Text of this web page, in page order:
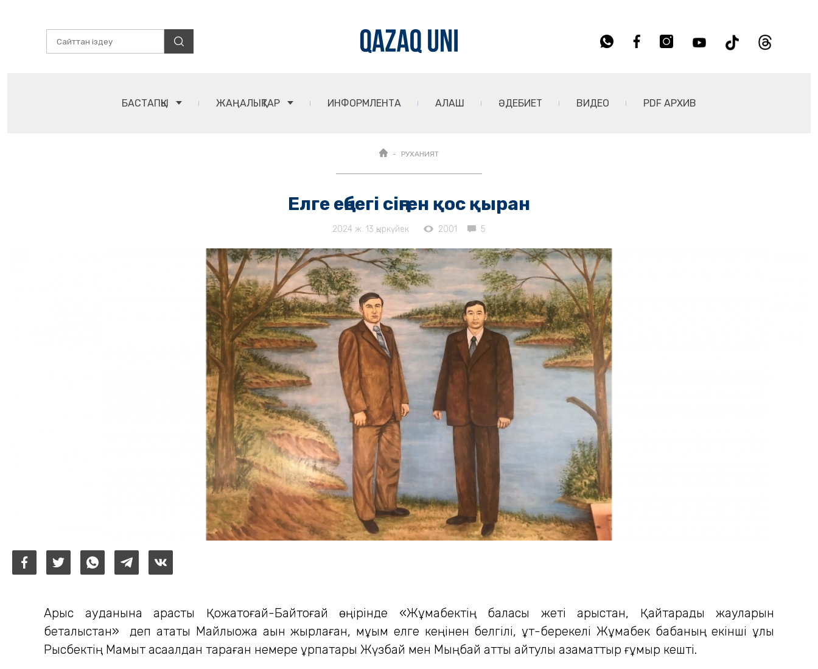
БАСТАПҚЫ ЖАҢАЛЫҚТАР ИНФОРМЛЕНТА АЛАШ ӘДЕБИЕТ ВИДЕО PDF АРХИВ
РУХАНИЯТ
Елге еңбегі сіңген қос қыран
2024 ж. 13 қыркүйек 2001 5
Арыс ауданына қарасты Қожатоғай-Байтоғай өңірінде «Жұмабектің баласы жеті арыстан, Қайтарады жауларын
беталыстан» деп атақты Майлықожа ақын жырлаған, мұқым елге кеңінен белгілі, құт-берекелі Жұмабек бабаның екінші ұлы
Рысбектің Мамыт ақсақалдан тараған немере ұрпақтары Жүзбай мен Мыңбай атты айтулы азаматтыр ғұмыр кешті.